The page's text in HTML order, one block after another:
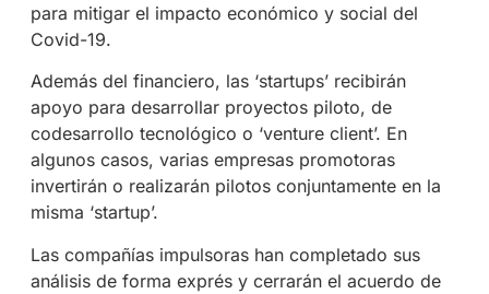
para mitigar el impacto económico y social del
Covid-19.
Además del financiero, las ‘startups’ recibirán
apoyo para desarrollar proyectos piloto, de
codesarrollo tecnológico o ‘venture client’. En
algunos casos, varias empresas promotoras
invertirán o realizarán pilotos conjuntamente en la
misma ‘startup’.
Las compañías impulsoras han completado sus
análisis de forma exprés y cerrarán el acuerdo de